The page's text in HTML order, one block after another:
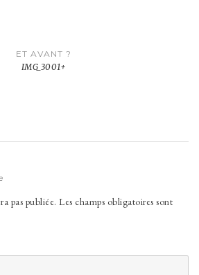
ET AVANT ?
IMG_3001+
pas publiée. Les champs obligatoires sont